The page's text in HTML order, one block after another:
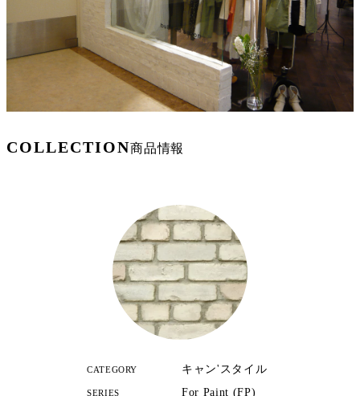
COLLECTION商品情報
CATEGORY キャン'スタイル
SERIES For Paint (FP)